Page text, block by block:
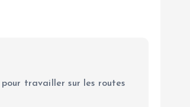
travailler sur les routes